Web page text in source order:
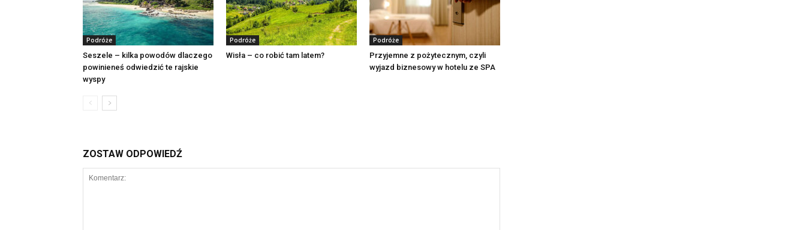
Podróże
Seszele – kilka powodów dlaczego
powinieneś odwiedzić te rajskie
wyspy
Podróże
Wisła – co robić tam latem?
Podróże
Przyjemne z pożytecznym, czyli
wyjazd biznesowy w hotelu ze SPA
ZOSTAW ODPOWIEDŹ